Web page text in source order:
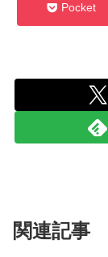
Pocket
関連記事